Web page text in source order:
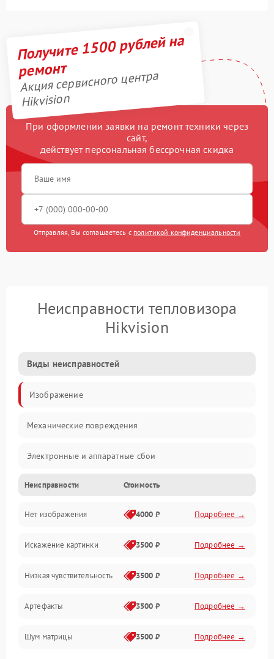
Получите 1500 рублей на
ремонт
Акция сервисного центра
Hikvision
При оформлении заявки на ремонт техники через
сайт,
действует персональная бессрочная скидка
Отправляя, Вы соглашаетесь с политикой конфиденциальности
Неисправности тепловизора
Hikvision
Виды неисправностей
Изображение
Механические повреждения
Электронные и аппаратные сбои
Неисправности сенсора и оптики
Программные ошибки
Электропитание
Измерения
Матрица
Проблемы питания
Неисправности Стоимость
Нет изображения 4000 ₽ Подробнее →
Искажение картинки 3500 ₽ Подробнее →
Низкая чувствительность 3500 ₽ Подробнее →
Артефакты 3500 ₽ Подробнее →
Шум матрицы 3500 ₽ Подробнее →